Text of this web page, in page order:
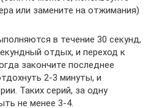
или замените на отжимания)
в течение 30 секунд,
отдых, и переход к
закончите последнее
2-3 минуты, и
Таких серий, за одну
не менее 3-4.